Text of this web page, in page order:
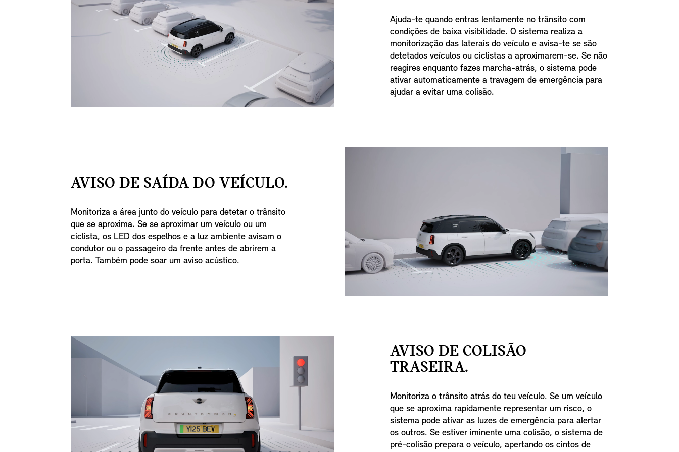
Ajuda-te quando entras lentamente no trânsito com
condições de baixa visibilidade. O sistema realiza a
monitorização das laterais do veículo e avisa-te se são
detetados veículos ou ciclistas a aproximarem-se. Se não
reagires enquanto fazes marcha-atrás, o sistema pode
ativar automaticamente a travagem de emergência para
ajudar a evitar uma colisão.
AVISO DE SAÍDA DO VEÍCULO.
Monitoriza a área junto do veículo para detetar o trânsito
que se aproxima. Se se aproximar um veículo ou um
ciclista, os LED dos espelhos e a luz ambiente avisam o
condutor ou o passageiro da frente antes de abrirem a
porta. Também pode soar um aviso acústico.
AVISO DE COLISÃO
TRASEIRA.
Monitoriza o trânsito atrás do teu veículo. Se um veículo
que se aproxima rapidamente representar um risco, o
sistema pode ativar as luzes de emergência para alertar
os outros. Se estiver iminente uma colisão, o sistema de
pré-colisão prepara o veículo, apertando os cintos de